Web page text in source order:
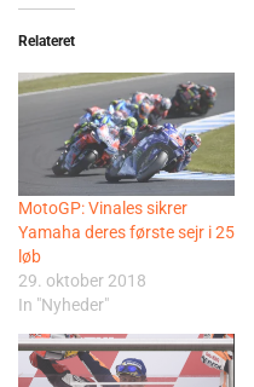
Relateret
MotoGP: Vinales sikrer
Yamaha deres første sejr i 25
løb
29. oktober 2018
In "Nyheder"